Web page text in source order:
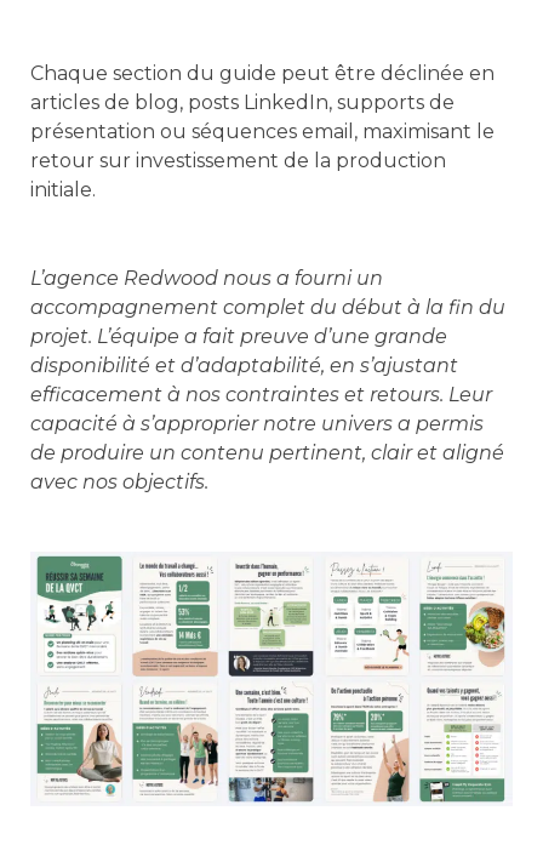
Chaque section du guide peut être déclinée en
articles de blog, posts LinkedIn, supports de
présentation ou séquences email, maximisant le
retour sur investissement de la production
initiale.
L’agence Redwood nous a fourni un
accompagnement complet du début à la fin du
projet. L’équipe a fait preuve d’une grande
disponibilité et d’adaptabilité, en s’ajustant
efficacement à nos contraintes et retours. Leur
capacité à s’approprier notre univers a permis
de produire un contenu pertinent, clair et aligné
avec nos objectifs.